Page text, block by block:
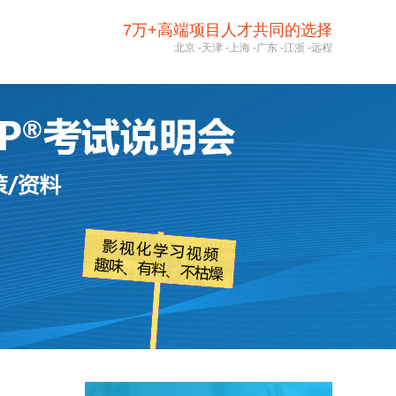
7万+高端项目人才共同的选择
北京 -天津 - 上海 -广东 -江浙 -远程